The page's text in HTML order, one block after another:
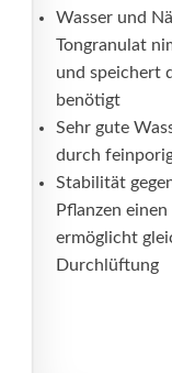
Wasser und
Tongranulat
und speichert
benötigt
Sehr gute
durch
Stabilität
Pflanzen
ermöglicht
Durchlüftung